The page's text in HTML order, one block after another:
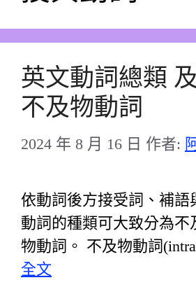
英文動詞總類
不及物動詞
2024 年 8 月 16 日 作者:
依動詞後方接受詞、補語
動詞的種類可大致分為不
物動詞。 不及物動詞
全文